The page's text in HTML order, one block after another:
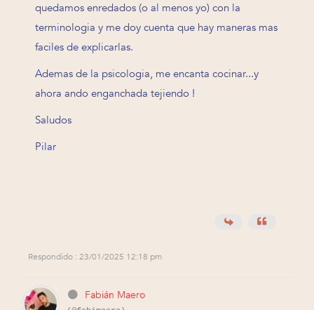
quedamos enredados (o al menos yo) con la
terminologia y me doy cuenta que hay maneras mas
faciles de explicarlas.
Ademas de la psicologia, me encanta cocinar...y
ahora ando enganchada tejiendo !
Saludos
Pilar
Respondido : 23/01/2025 12:18 pm
Fabián Maero